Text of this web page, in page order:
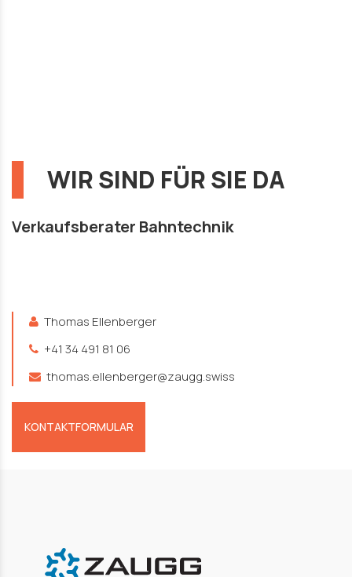
WIR SIND FÜR SIE DA
Verkaufsberater Bahntechnik
Thomas Ellenberger
+41 34 491 81 06
thomas.ellenberger@zaugg.swiss
KONTAKTFORMULAR